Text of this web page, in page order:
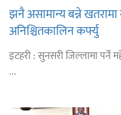
झनै असामान्य बन्ने खतरामा
अनिश्चितकालिन कर्फ्यु
इटहरी : सुनसरी जिल्लामा पर्ने
...